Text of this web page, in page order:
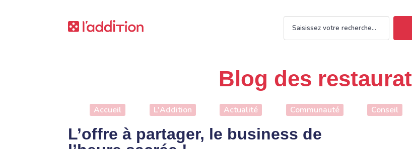
Blog des
Accueil L'Addition Actualité Communauté Conseil
L’offre à partager, le business de